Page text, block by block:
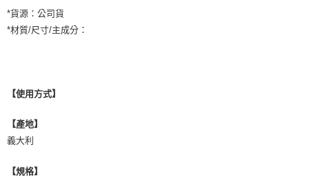
*貨源：公司貨
*材質/尺寸/主成分：
【使用方式】
【產地】
義大利
【規格】